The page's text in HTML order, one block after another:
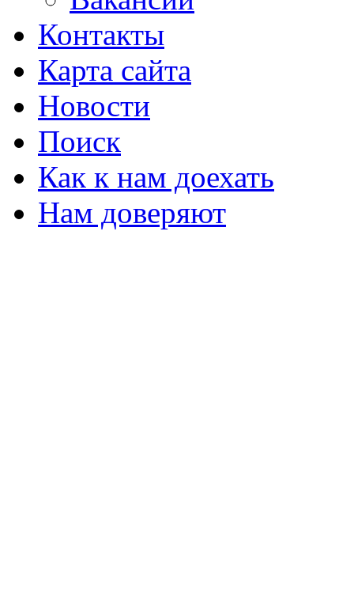
Контакты
Карта сайта
Новости
Поиск
Как к нам доехать
Нам доверяют